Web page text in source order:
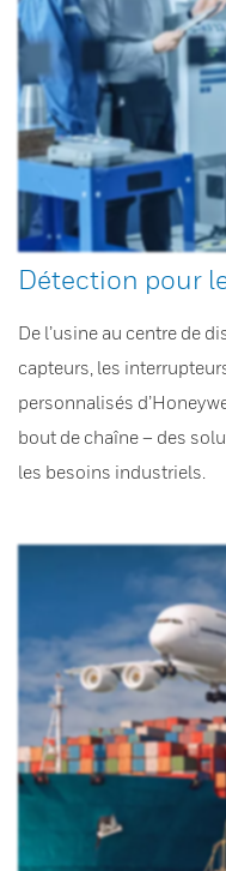
Détection pour
De l’usine au centre de
capteurs, les
personnalisés
bout de chaîne – des
les besoins industriels.